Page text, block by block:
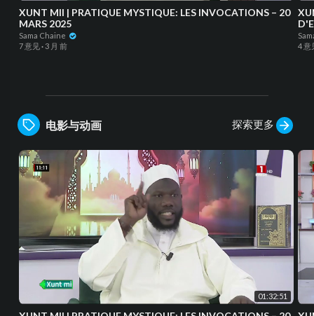
XUNT MII | PRATIQUE MYSTIQUE: LES INVOCATIONS – 20
MARS 2025
Sama Chaine
7 意见· 3 月 前
XUNT MII |
4 意
电影与动画 探索更多
01:32:51